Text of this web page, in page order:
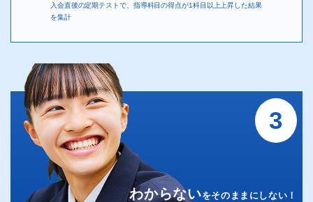
入会直後の定期テストで、指導科目の得点が1科目以上上昇した結果
を集計
3
わからないをそのままにしない！